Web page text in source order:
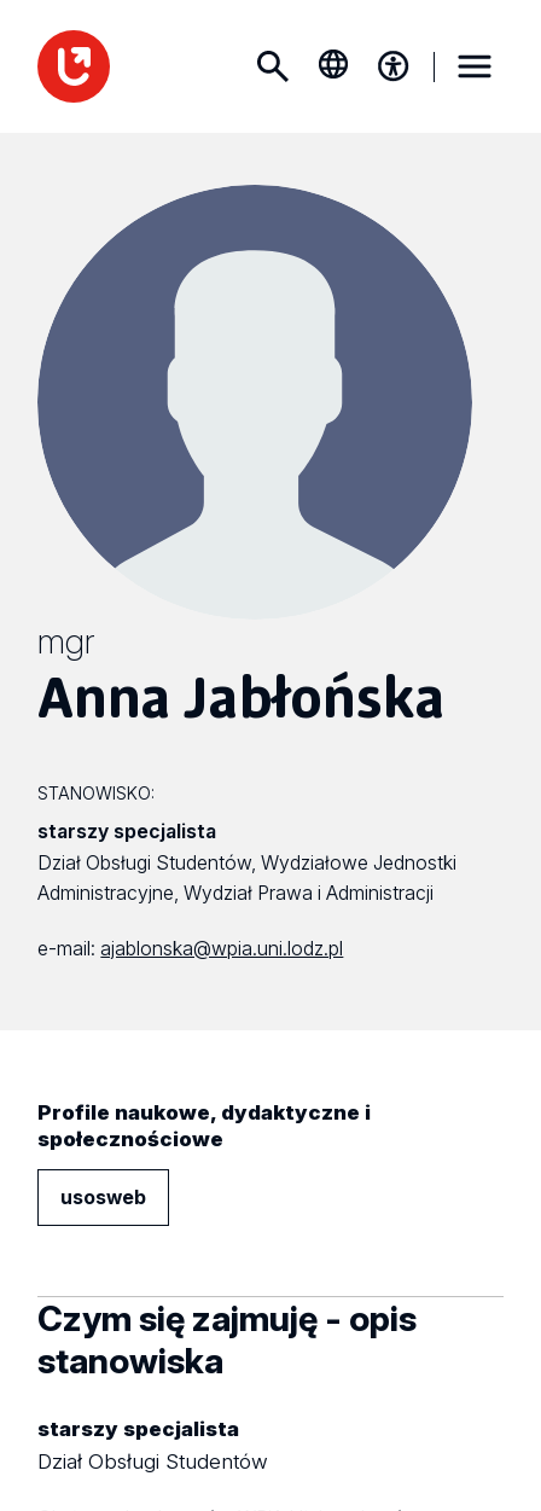
mgr
Anna Jabłońska
STANOWISKO:
starszy specjalista
Dział Obsługi Studentów, Wydziałowe Jednostki
Administracyjne, Wydział Prawa i Administracji
e-mail:ajablonska@wpia.uni.lodz.pl
Profile naukowe, dydaktyczne i
społecznościowe
usosweb
Czym się zajmuję - opis
stanowiska
starszy specjalista
Dział Obsługi Studentów